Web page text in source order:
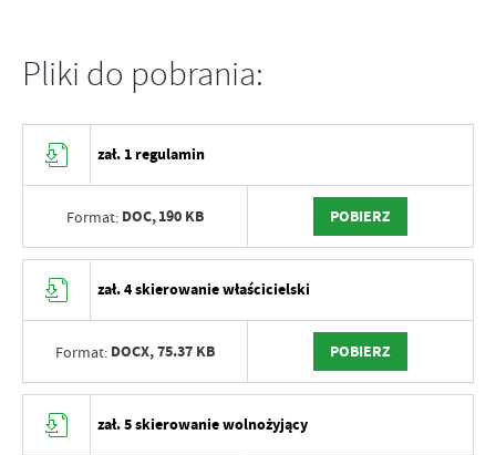
Pliki do pobrania:
zał. 1 regulamin
Format: DOC,190 KB POBIERZ
zał. 4 skierowanie właścicielski
Format: DOCX,75.37 KB POBIERZ
zał. 5 skierowanie wolnożyjący